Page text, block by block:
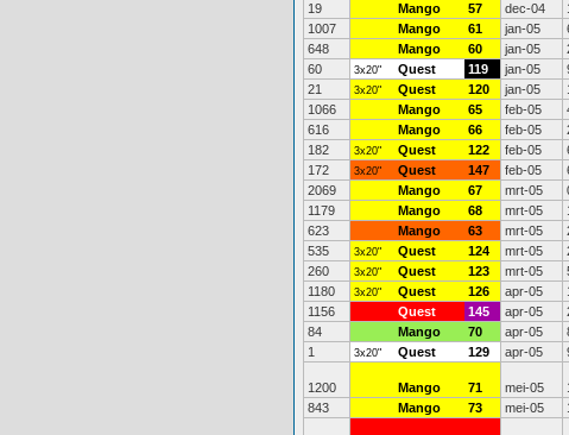
19 Mango 57 dec-04
1007
Mango 61 jan-05
648
Mango 60 jan-05
60
3x20" Quest 119 jan-05
21
3x20" Quest 120 jan-05
1066
Mango 65 feb-05
616
Mango 66 feb-05
182
3x20" Quest 122 feb-05
172
3x20" Quest 147 feb-05
2069
Mango 67 mrt-05
1179
Mango 68 mrt-05
623
Mango 63 mrt-05
535
3x20" Quest 124 mrt-05
260
3x20" Quest 123 mrt-05
1180
3x20" Quest 126 apr-05
1156
Quest 145 apr-05
84
Mango 70 apr-05
1
3x20" Quest 129 apr-05
1200 Mango 71 mei-05
843
Mango 73 mei-05